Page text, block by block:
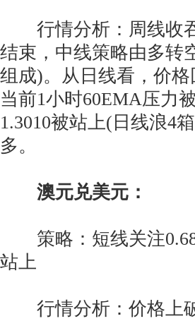
行情分析：周线收吞
结束，中线策略由多转
组成)。从日线看，价
当前1小时60EMA压力
1.3010被站上(日线浪4
多。
澳元兑美元：
策略：短线关注
站上
行情分析：价格上破